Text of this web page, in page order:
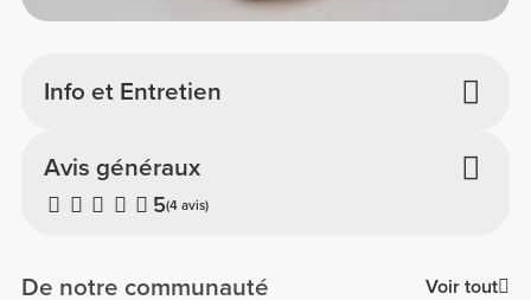
Info et Entretien
Avis généraux
5(4 avis)
De notre communauté Voir tout